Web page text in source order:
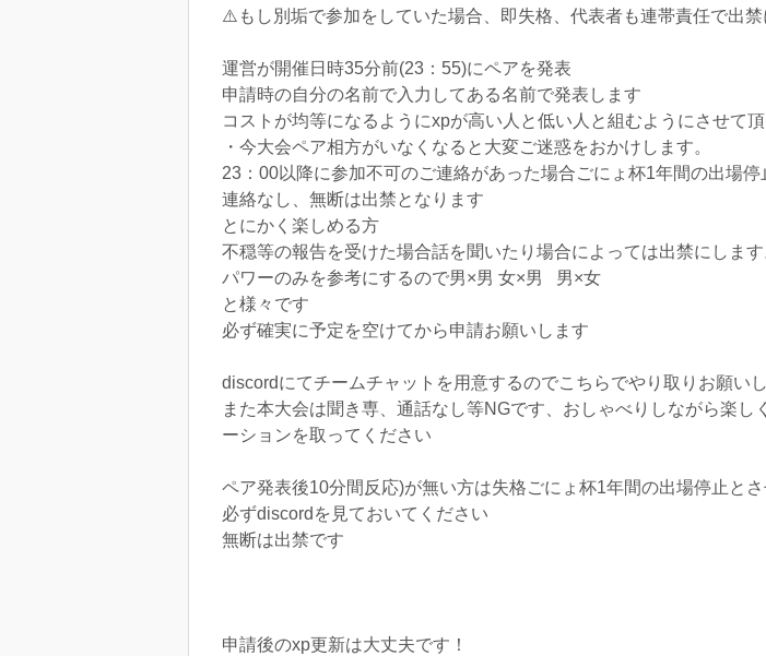
⚠️もし別垢で参加をしていた場合、即失格、代表者も連帯責任で出禁
運営が開催日時35分前(23：55)にペアを発表
申請時の自分の名前で入力してある名前で発表します
コストが均等になるようにxpが高い人と低い人と組むようにさせて頂
・今大会ペア相方がいなくなると大変ご迷惑をおかけします。
23：00以降に参加不可のご連絡があった場合ごにょ杯1年間の出場停
連絡なし、無断は出禁となります
とにかく楽しめる方
不穏等の報告を受けた場合話を聞いたり場合によっては出禁にします
パワーのみを参考にするので男×男 女×男 男×女
と様々です
必ず確実に予定を空けてから申請お願いします
discordにてチームチャットを用意するのでこちらでやり取りお願い
また本大会は聞き専、通話なし等NGです、おしゃべりしながら楽
ーションを取ってください
ペア発表後10分間反応)が無い方は失格ごにょ杯1年間の出場停止と
必ずdiscordを見ておいてください
無断は出禁です
申請後のxp更新は大丈夫です！